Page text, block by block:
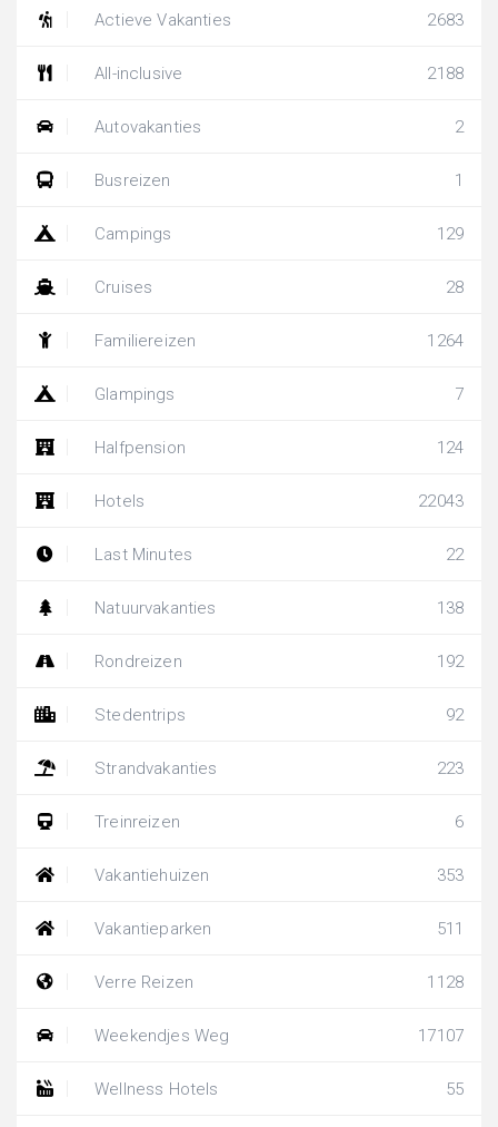
Actieve Vakanties 2683
All-inclusive 2188
Autovakanties 2
Busreizen 1
Campings 129
Cruises 28
Familiereizen 1264
Glampings 7
Halfpension 124
Hotels 22043
Last Minutes 22
Natuurvakanties 138
Rondreizen 192
Stedentrips 92
Strandvakanties 223
Treinreizen 6
Vakantiehuizen 353
Vakantieparken 511
Verre Reizen 1128
Weekendjes Weg 17107
Wellness Hotels 55